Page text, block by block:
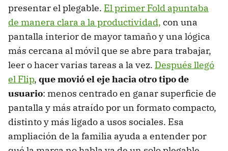
presentar el plegable. El primer Fold apuntaba
de manera clara a la productividad, con una
pantalla interior de mayor tamaño y una lógica
más cercana al móvil que se abre para trabajar,
leer o hacer varias tareas a la vez. Después llegó
el Flip, que movió el eje hacia otro tipo de
usuario: menos centrado en ganar superficie de
pantalla y más atraído por un formato compacto,
distinto y más ligado a usos sociales. Esa
ampliación de la familia ayuda a entender por